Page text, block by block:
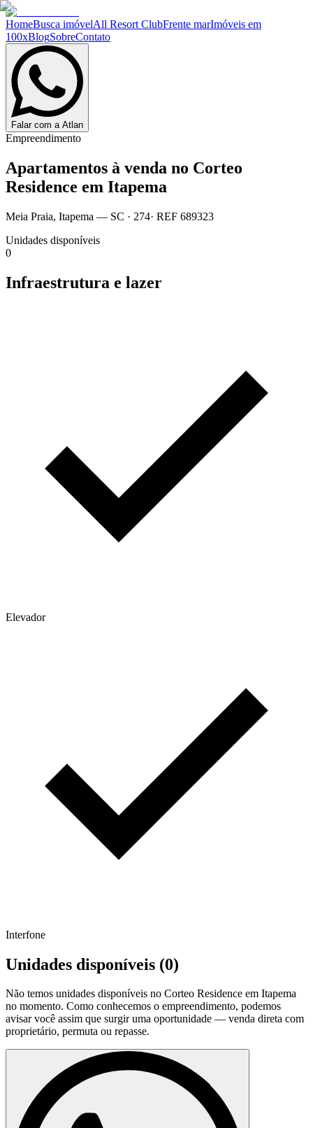
HomeBusca imóvelAll Resort ClubFrente marImóveis em
100xBlogSobreContato
Falar com a Atlan
Empreendimento
Apartamentos à venda no Corteo
Residence em Itapema
Meia Praia, Itapema — SC · 274· REF 689323
Unidades disponíveis
0
Infraestrutura e lazer
Elevador
Interfone
Unidades disponíveis (0)
Não temos unidades disponíveis no Corteo Residence em Itapema
no momento. Como conhecemos o empreendimento, podemos
avisar você assim que surgir uma oportunidade — venda direta com
proprietário, permuta ou repasse.